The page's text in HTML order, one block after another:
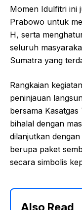
Momen Idulfitri ini
Prabowo untuk
H, serta
seluruh
Sumatra yang
Rangkaian
peninjauan
bersama
bihalal dengan
dilanjutkan
berupa paket
secara simbolis
Also Read